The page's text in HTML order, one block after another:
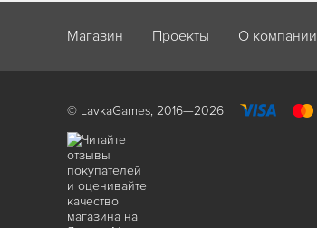
Магазин Проекты О компании
© LavkaGames, 2016—2026